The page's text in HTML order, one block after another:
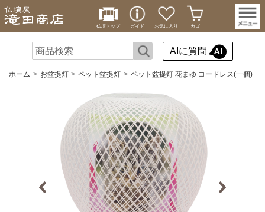
仏壇トップ ガイド お気に入り カゴ
AIに質問
ホーム お盆提灯 ペット盆提灯 ペット盆提灯 花まゆ コードレス(一個)